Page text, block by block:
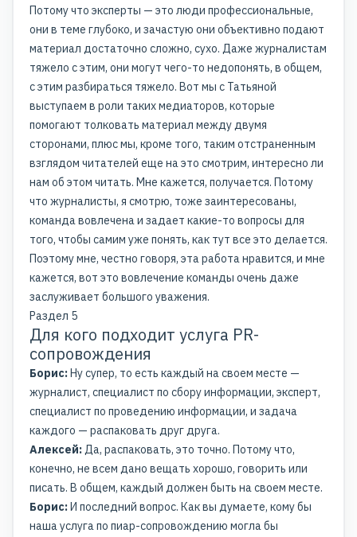
Потому что эксперты — это люди профессиональные,
они в теме глубоко, и зачастую они объективно подают
материал достаточно сложно, сухо. Даже журналистам
тяжело с этим, они могут чего-то недопонять, в общем,
с этим разбираться тяжело. Вот мы с Татьяной
выступаем в роли таких медиаторов, которые
помогают толковать материал между двумя
сторонами, плюс мы, кроме того, таким отстраненным
взглядом читателей еще на это смотрим, интересно ли
нам об этом читать. Мне кажется, получается. Потому
что журналисты, я смотрю, тоже заинтересованы,
команда вовлечена и задает какие-то вопросы для
того, чтобы самим уже понять, как тут все это делается.
Поэтому мне, честно говоря, эта работа нравится, и мне
кажется, вот это вовлечение команды очень даже
заслуживает большого уважения.
Раздел 5
Для кого подходит услуга PR-
сопровождения
Борис:Ну супер, то есть каждый на своем месте —
журналист, специалист по сбору информации, эксперт,
специалист по проведению информации, и задача
каждого — распаковать друг друга.
Алексей:Да, распаковать, это точно. Потому что,
конечно, не всем дано вещать хорошо, говорить или
писать. В общем, каждый должен быть на своем месте.
Борис:И последний вопрос. Как вы думаете, кому бы
наша услуга по пиар-сопровождению могла бы